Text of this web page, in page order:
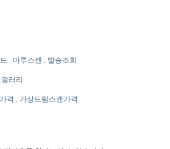
. 마루스캔 . 발송조회
러리
격 . 가상드럼스캔가격